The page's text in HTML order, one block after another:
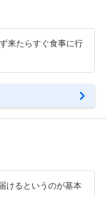
来たらすぐ食事に行
けるというのが基本